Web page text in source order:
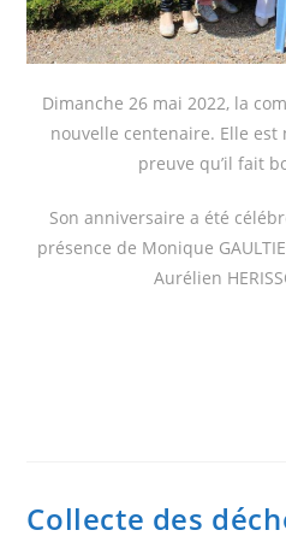
Dimanche 26 mai 2022, la
nouvelle centenaire. Elle est
preuve qu’il fait
Son anniversaire a été
présence de Monique
Aurélien
Collecte des